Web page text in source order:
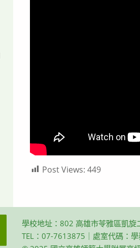
Post Views: 449
學校地址：802 高雄市苓雅區凱旋
TEL：07-7613875｜處室代碼：